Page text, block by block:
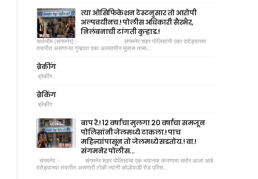
त्या ओसिफिकेशन टेस्टनुसार तो आरोपी
अल्पवयीनच.! पोलीस अधिकारी सैरभैर,
निलंबनाची टांगती कुऱ्हाड.!
सार्वभौम (संगमनेर) :- संगमनेर शहर पोलिसांनी एका दरोड्याच्या
तयारीत असणाऱ्या गुन्ह्यात एका अल्पवयीन मुलास ताब्य...
ब्रेकींग
ब्रेकींग
ब्रेकिंग
ब्रेकींग
बाप रे.! 12 वर्षाचा मुलगा 20 वर्षाचा समजून
पोलिसांनी जेलमध्ये टाकला.! पाच
महिन्यांपासून तो जेलमध्ये सडतोय.! वा.!
संगमनेर पोलीस...
संगमनेर :- संगमनेर शहर पोलिसांचा एक भयानक कारणामा समोर आला आहे.
दरोड्याच्या तयारीत असणारी टोळी त्यांनी कोल्हेवाडी रोड परिस...